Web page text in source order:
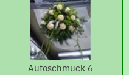
Autoschmuck 6